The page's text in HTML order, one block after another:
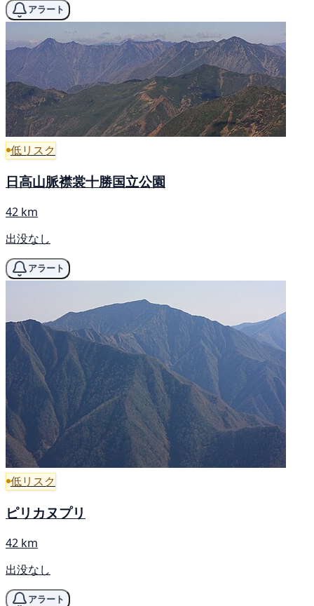
アラート
低リスク
日高山脈襟裳十勝国立公園
42 km
出没なし
アラート
低リスク
ピリカヌプリ
42 km
出没なし
アラート